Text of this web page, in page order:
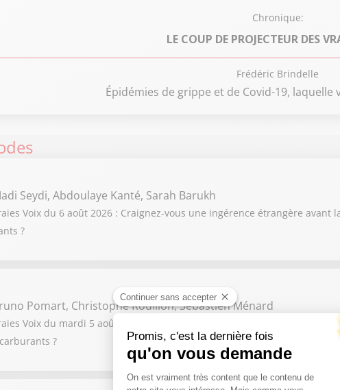
Chronique:
LE COUP DE PROJECTEUR DES
Frédéric Brindelle
Épidémies de grippe et de Covid-19, laquelle
Seydi, Abdoulaye Kanté, Sarah Barukh
Voix du 6 août 2026 : Craignez-vous une ingérence étrangère
?
Pomart, Christophe Rouillon, Sébastien Ménard
Voix du mardi 5 août 2026 : Violences contre les femmes : la
?